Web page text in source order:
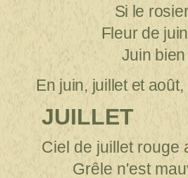
Si le
Fleur de
Juin
En juin, juillet et
JUILLET
Ciel de juillet rouge
Grêle n'est